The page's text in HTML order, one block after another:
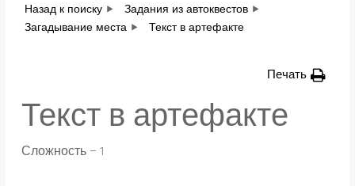
Назад к поиску
Задания из автоквестов
Загадывание места
Текст в артефакте
Печать
Текст в артефакте
Сложность — 1